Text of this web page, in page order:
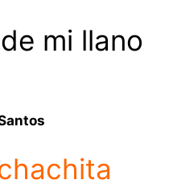
mi llano